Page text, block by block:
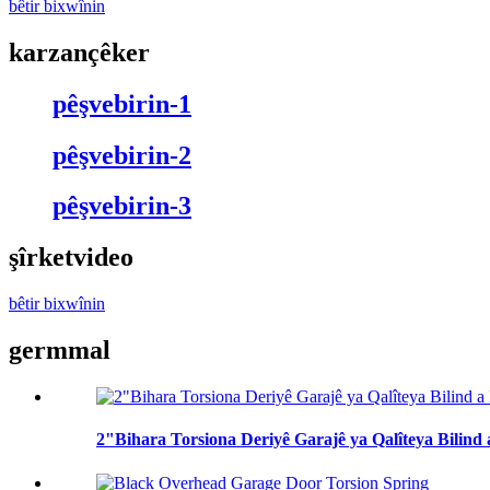
bêtir bixwînin
karzançêker
pêşvebirin-1
pêşvebirin-2
pêşvebirin-3
şîrketvideo
bêtir bixwînin
germmal
2"Bihara Torsiona Deriyê Garajê ya Qalîteya Bilind